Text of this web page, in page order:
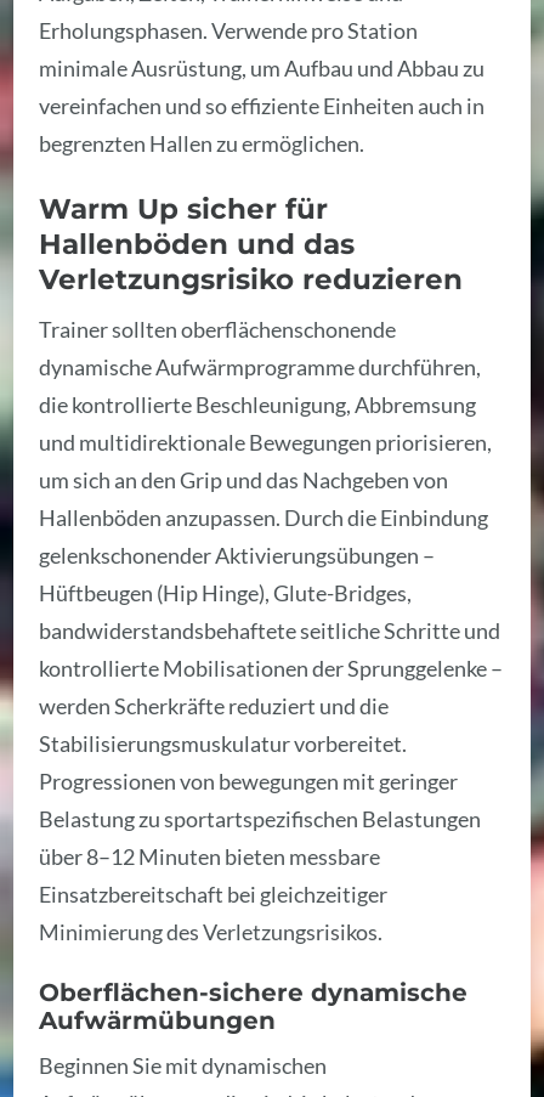
Erholungsphasen. Verwende pro Station
minimale Ausrüstung, um Aufbau und Abbau zu
vereinfachen und so effiziente Einheiten auch in
begrenzten Hallen zu ermöglichen.
Warm Up sicher für
Hallenböden und das
Verletzungsrisiko reduzieren
Trainer sollten oberflächenschonende
dynamische Aufwärmprogramme durchführen,
die kontrollierte Beschleunigung, Abbremsung
und multidirektionale Bewegungen priorisieren,
um sich an den Grip und das Nachgeben von
Hallenböden anzupassen. Durch die Einbindung
gelenkschonender Aktivierungsübungen –
Hüftbeugen (Hip Hinge), Glute-Bridges,
bandwiderstandsbehaftete seitliche Schritte und
kontrollierte Mobilisationen der Sprunggelenke –
werden Scherkräfte reduziert und die
Stabilisierungsmuskulatur vorbereitet.
Progressionen von bewegungen mit geringer
Belastung zu sportartspezifischen Belastungen
über 8–12 Minuten bieten messbare
Einsatzbereitschaft bei gleichzeitiger
Minimierung des Verletzungsrisikos.
Oberflächen-sichere dynamische
Aufwärmübungen
Beginnen Sie mit dynamischen